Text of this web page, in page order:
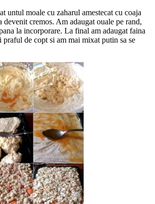
untul moale cu zaharul amestecat cu coaja
devenit cremos. Am adaugat ouale pe rand,
la incorporare. La final am adaugat faina
praful de copt si am mai mixat putin sa se